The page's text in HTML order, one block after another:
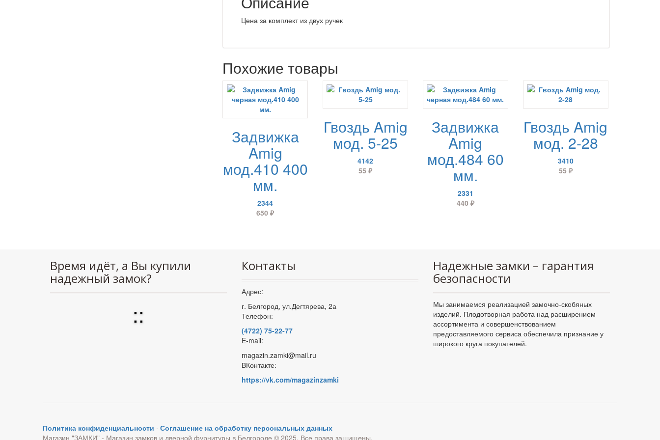
Цена за комплект из двух ручек
Похожие товары
Задвижка
Amig
мод.410 400
мм.
2344
650₽
Гвоздь Amig
мод. 5-25
4142
55 ₽
Задвижка
Amig
мод.484 60
мм.
2331
440 ₽
Гвоздь Amig
мод. 2-28
3410
55 ₽
Время идёт, а Вы купили
надежный замок?
::
Контакты
Адрес:
г. Белгород, ул.Дегтярева, 2а
Телефон:
(4722) 75-22-77
E-mail:
magazin.zamki@mail.ru
ВКонтакте:
https://vk.com/magazinzamki
Надежные замки – гарантия
безопасности
Мы занимаемся реализацией замочно-скобяных
изделий. Плодотворная работа над расширением
ассортимента и совершенствованием
предоставляемого сервиса обеспечила признание у
широкого круга покупателей.
Политика конфиденциальности · Соглашение на обработку персональных данных
Магазин "ЗАМКИ" - Магазин замков и дверной фурнитуры в Белгороде © 2025. Все права защищены.